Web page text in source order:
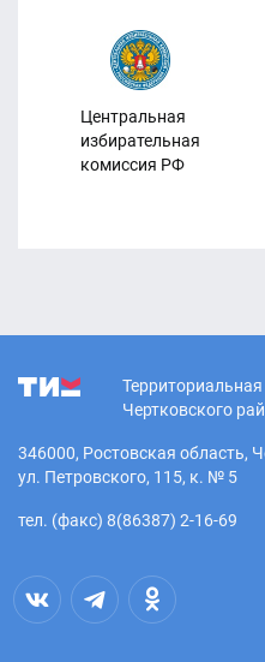
21.04.2026
Центральная
избирательная
комиссия РФ
Чертковского
346000, Ростовская область,
ул. Петровского, 115, к. № 5
тел. (факс) 8(86387) 2-16-69